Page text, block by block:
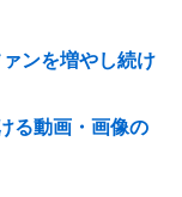
ンを増やし続け
る動画・画像の